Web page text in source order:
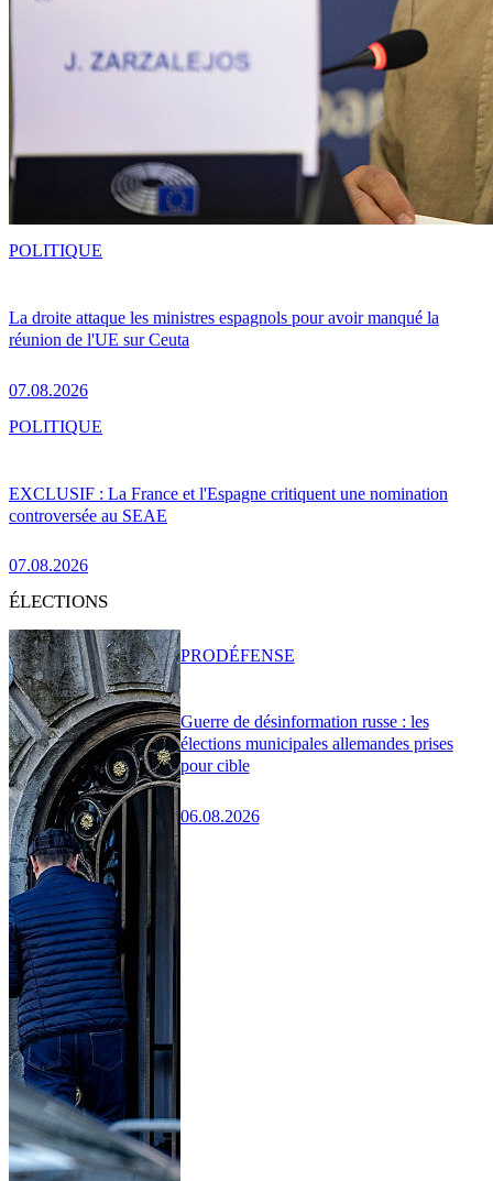
La droite attaque les ministres espagnols pour avoir manqué la
réunion de l'UE sur Ceuta
07.08.2026
POLITIQUE
EXCLUSIF : La France et l'Espagne critiquent une nomination
controversée au SEAE
07.08.2026
POLITIQUE
ÉLECTIONS
Guerre de désinformation russe : les
élections municipales allemandes prises
pour cible
06.08.2026
PRODÉFENSE